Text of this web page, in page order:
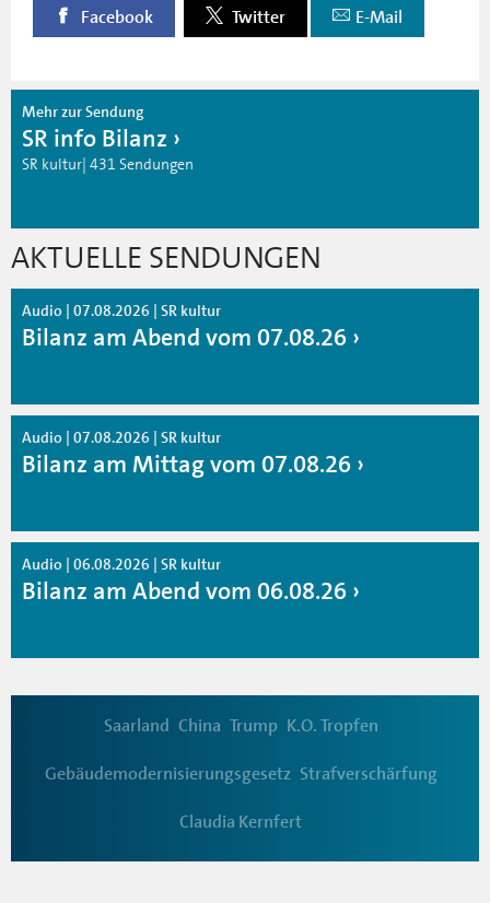
Facebook Twitter E-Mail
Mehr zur Sendung
SR info Bilanz
SR kultur| 431 Sendungen
AKTUELLE SENDUNGEN
Audio | 07.08.2026 | SR kultur
Bilanz am Abend vom 07.08.26
Audio | 07.08.2026 | SR kultur
Bilanz am Mittag vom 07.08.26
Audio | 06.08.2026 | SR kultur
Bilanz am Abend vom 06.08.26
Saarland China Trump K.O. Tropfen
Gebäudemodernisierungsgesetz Strafverschärfung
Claudia Kernfert